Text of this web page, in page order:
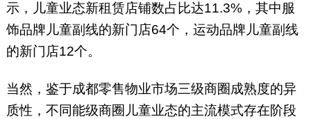
示，儿童业态新租赁店铺数占比达11.3%，其中服
饰品牌儿童副线的新门店64个，运动品牌儿童副线
的新门店12个。
当然，鉴于成都零售物业市场三级商圈成熟度的异
质性，不同能级商圈儿童业态的主流模式存在阶段